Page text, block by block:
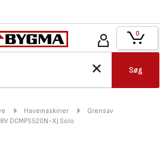
Søg
0
Havemaskiner
Grensav
DCMPS520N-XJ Solo